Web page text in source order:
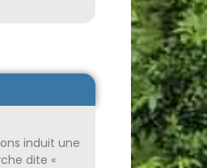
induit une
dite «